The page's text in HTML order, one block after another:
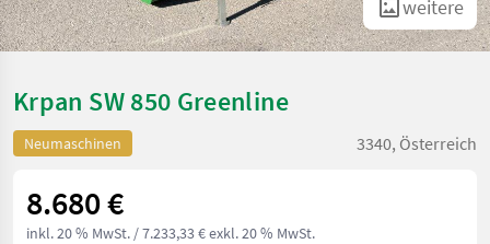
weitere
Krpan SW 850 Greenline
Neumaschinen 3340, Österreich
8.680 €
inkl. 20 % MwSt. / 7.233,33 € exkl. 20 % MwSt.